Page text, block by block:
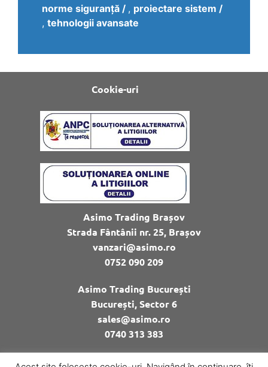
norme siguranță
, proiectare sistem
, tehnologii avansate
Cookie-uri
Asimo Trading Brașov
Strada Fântânii nr. 25, Brașov
vanzari@asimo.ro
0752 090 209
Asimo Trading București
București, Sector 6
sales@asimo.ro
0740 313 383